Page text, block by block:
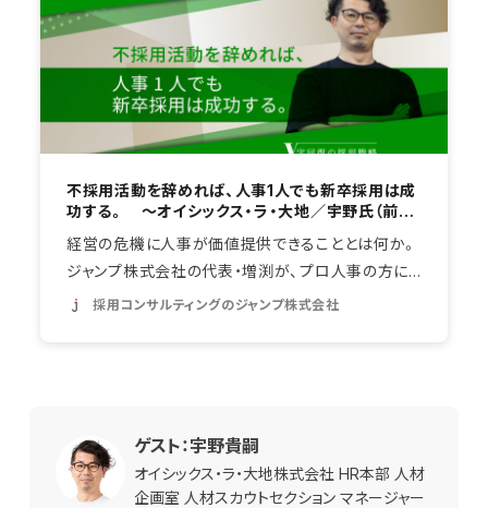
ゲスト：宇野貴嗣
オイシックス・ラ・大地株式会社 HR本部 人材
企画室 人材スカウトセクション マネージャー